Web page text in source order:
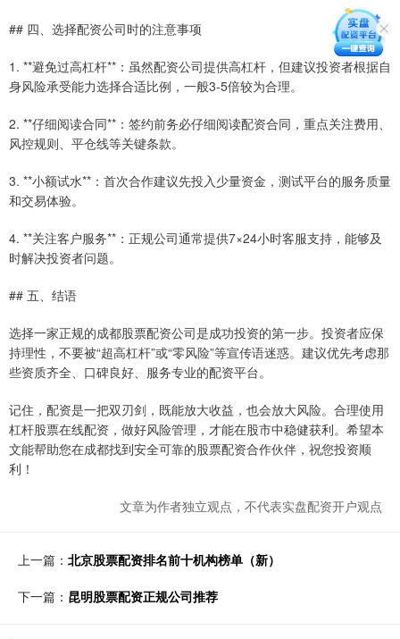
## 四、选择配资公司时的注意事项
1. **避免过高杠杆**：虽然配资公司提供高杠杆，但建议投资者根据自
身风险承受能力选择合适比例，一般3-5倍较为合理。
2. **仔细阅读合同**：签约前务必仔细阅读配资合同，重点关注费用、
风控规则、平仓线等关键条款。
3. **小额试水**：首次合作建议先投入少量资金，测试平台的服务质量
和交易体验。
4. **关注客户服务**：正规公司通常提供7×24小时客服支持，能够及
时解决投资者问题。
## 五、结语
选择一家正规的成都股票配资公司是成功投资的第一步。投资者应保
持理性，不要被“超高杠杆”或“零风险”等宣传语迷惑。建议优先考虑那
些资质齐全、口碑良好、服务专业的配资平台。
记住，配资是一把双刃剑，既能放大收益，也会放大风险。合理使用
杠杆股票在线配资，做好风险管理，才能在股市中稳健获利。希望本
文能帮助您在成都找到安全可靠的股票配资合作伙伴，祝您投资顺
利！
文章为作者独立观点，不代表实盘配资开户观点
上一篇： 北京股票配资排名前十机构榜单（新）
下一篇： 昆明股票配资正规公司推荐